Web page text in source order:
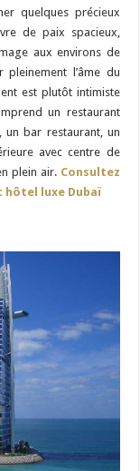
quelques précieux
de paix spacieux,
aux environs de
pleinement l’âme du
est plutôt intimiste
un restaurant
un bar restaurant, un
avec centre de
plein air. Consultez
luxe Dubaï